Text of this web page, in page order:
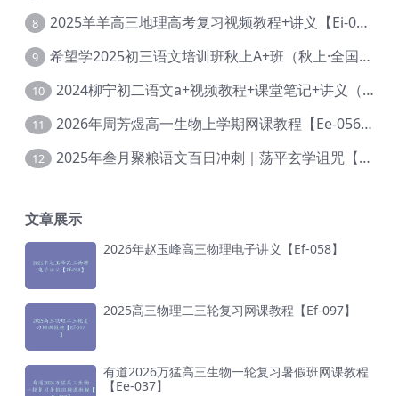
8 2025羊羊高三地理高考复习视频教程+讲义【Ei-051】
9 希望学2025初三语文培训班秋上A+班（秋上·全国版·A+）【Da-031】
10 2024柳宁初二语文a+视频教程+课堂笔记+讲义（暑假班+秋季班）【Da-003】
11 2026年周芳煜高一生物上学期网课教程【Ee-056】
12 2025年叁月聚粮语文百日冲刺｜荡平玄学诅咒【Ea-001】
文章展示
2026年赵玉峰高三物理电子讲义【Ef-058】
2025高三物理二三轮复习网课教程【Ef-097】
有道2026万猛高三生物一轮复习暑假班网课教程
【Ee-037】